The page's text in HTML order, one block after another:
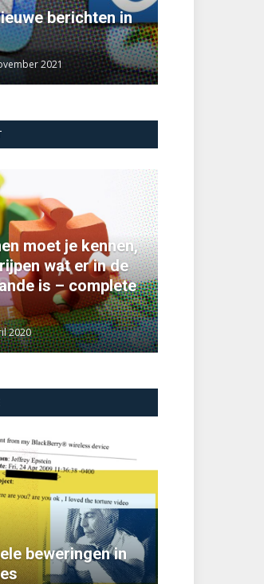
berichten in
2021
moet je kennen,
wat er in de
is – complete
2020
beweringen in